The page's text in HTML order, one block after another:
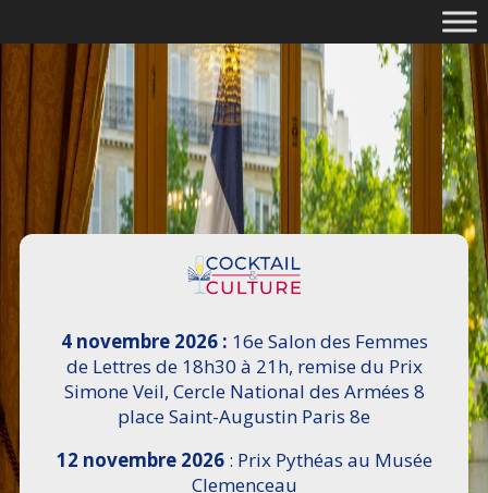
4 novembre 2026 : 16e Salon des Femmes
de Lettres de 18h30 à 21h, remise du Prix
Simone Veil, Cercle National des Armées 8
place Saint-Augustin Paris 8e
12 novembre 2026: Prix Pythéas au Musée
Clemenceau